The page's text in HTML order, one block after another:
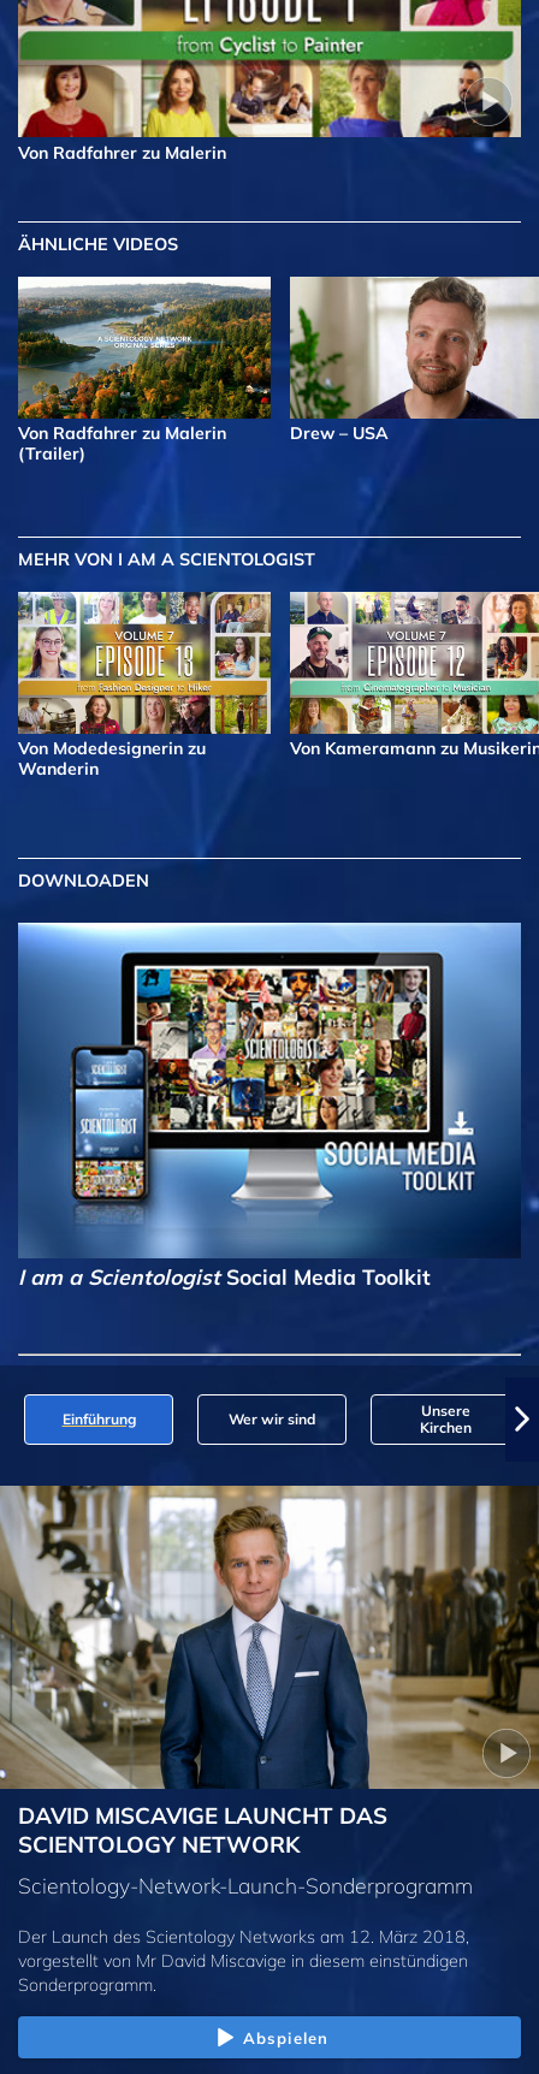
Von Radfahrer zu Malerin
ÄHNLICHE VIDEOS
Von Radfahrer zu Malerin
(Trailer)
Drew – USA
MEHR VON I AM A SCIENTOLOGIST
Von Modedesignerin zu
Wanderin
Von Kameramann zu
DOWNLOADEN
I am a ScientologistSocial Media Toolkit
Einführung Wer wir sind
Unsere
Kirchen
DAVID MISCAVIGE LAUNCHT DAS
SCIENTOLOGY NETWORK
Scientology-Network-Launch-Sonderprogramm
Der Launch des Scientology Networks am 12. März 2018,
vorgestellt von Mr David Miscavige in diesem einstündigen
Sonderprogramm.
Abspielen